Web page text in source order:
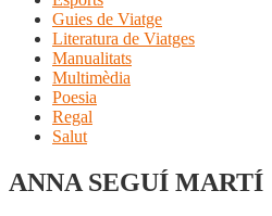
Guies de Viatge
Literatura de Viatges
Manualitats
Multimèdia
Poesia
Regal
Salut
ANNA SEGUÍ MARTÍ